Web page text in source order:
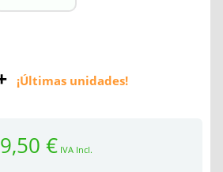
¡Últimas unidades!
9,50 €IVA Incl.